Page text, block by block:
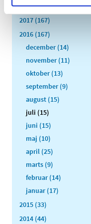
2018 (150)
2017 (167)
2016 (167)
december (14)
november (11)
oktober (13)
september (9)
august (15)
juli (15)
juni (15)
maj (10)
april (25)
marts (9)
februar (14)
januar (17)
2015 (33)
2014 (44)